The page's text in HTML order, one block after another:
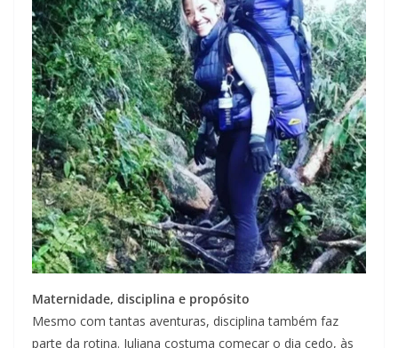
Maternidade, disciplina e propósito
Mesmo com tantas aventuras, disciplina também faz
parte da rotina. Juliana costuma começar o dia cedo, às